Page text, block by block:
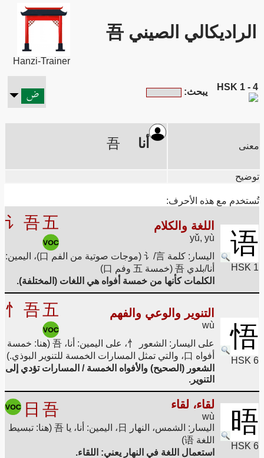
الراديكالي الصيني 吾
Hanzi-Trainer
HSK 1 - 4 يبحث:
معنى أنا
توضيح
تُستخدم مع هذه الأحرف:
语
HSK 1
اللغة والكلام
yǔ, yù
讠 吾五
اليسار: كلمة 讠/言 (موجات صوتية من الفم 口)، اليمين:
أنا/بلدي 吾 (خمسة 五 وفم 口)
الكلمات كأنها من خمسة أفواه هي اللغات (المختلفة).
悟
HSK 6
التنوير والوعي والفهم
wù
忄 吾五
على اليسار: الشعور 忄، على اليمين: أنا، 吾 (هنا: خمسة
أفواه 口، والتي تمثل المسارات الخمسة للتنوير البوذي.)
الشعور (الصحيح) والأفواه الخمسة / المسارات تؤدي إلى
التنوير.
晤
HSK 6
لقاء، لقاء
wù
日 吾
اليسار: الشمس، النهار 日، اليمين: أنا، يا 吾 (هنا: تبسيط
اللغة 语)
استعمال اللغة في النهار يعني: اللقاء.